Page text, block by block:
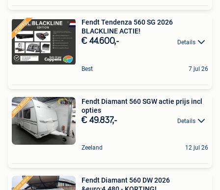
Fendt Tendenza 560 SG 2026
BLACKLINE ACTIE!
€ 44.600,- Details
Best 7 jul 26
Fendt Diamant 560 SGW actie prijs incl
opties
€ 49.837,- Details
Zeeland 12 jul 26
Fendt Diamant 560 DW 2026